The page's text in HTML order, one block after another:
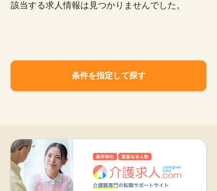
よくあるご質問
運営会社
該当する求人情報は見つかりませんでした。
条件を指定して探す